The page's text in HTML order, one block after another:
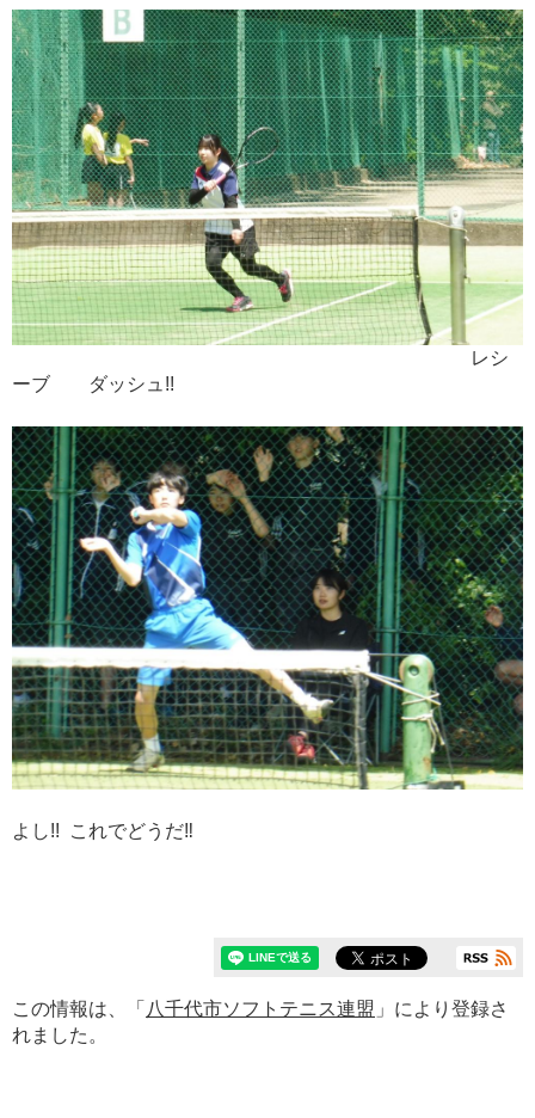
レシ
ーブ ダッシュ!!
よし!! これでどうだ‼
この情報は、「 八千代市ソフトテニス連盟 」により登録さ
れました。